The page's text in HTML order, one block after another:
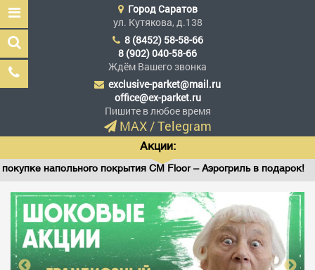
Эксклюзив Паркет
Мы сделали эксклюзив
доступным
ГЛАВНАЯ
ГородСаратов
ул. Кутякова, д.138
8 (8452) 58-58-66
8 (902) 040-58-66
Ждём Вашего звонка
exclusive-parket@mail.ru
office@ex-parket.ru
Пишите в любое время
MAX/Telegram
Акции:
напольного покрытия CM Floor – Аэрогриль в подарок!